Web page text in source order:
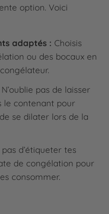
option. Voici
adaptés : Choisis
ou des bocaux en
N’oublie pas de laisser
le contenant pour
se dilater lors de la
pas d’étiqueter tes
de congélation pour
consommer.